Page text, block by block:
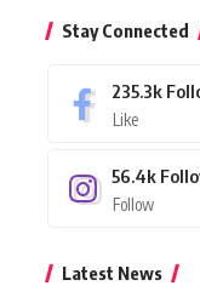
Stay Connected
235.3k
Like
56.4k
Follow
Latest News